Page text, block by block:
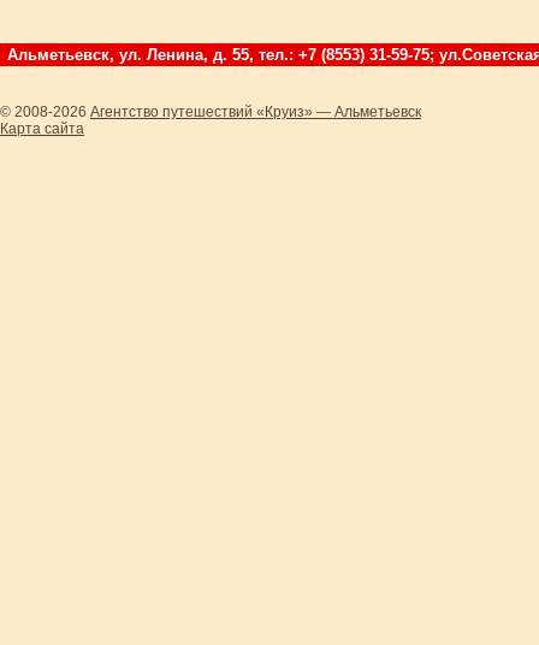
Альметьевск, ул. Ленина, д. 55, тел.: +7 (8553) 31-59-75;
© 2008-2026 Агентство путешествий «Круиз» — Альметьевск
Карта сайта